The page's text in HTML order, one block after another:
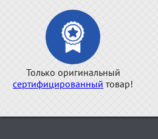
Только оригинальный
сертифицированный товар!